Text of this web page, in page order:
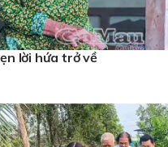
lời hứa trở về